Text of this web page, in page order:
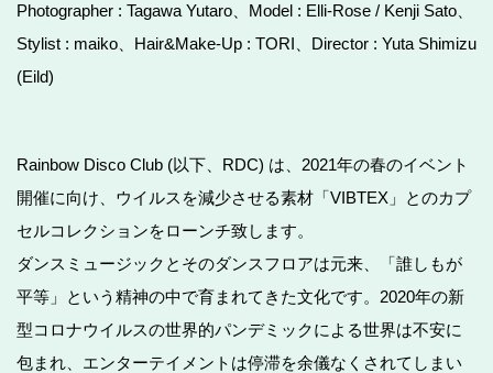
Photographer : Tagawa Yutaro、Model : Elli-Rose / Kenji Sato、
Stylist : maiko、Hair&Make-Up : TORI、Director : Yuta Shimizu
(Eild)
Rainbow Disco Club (以下、RDC) は、2021年の春のイベント
開催に向け、ウイルスを減少させる素材「VIBTEX」とのカプ
セルコレクションをローンチ致します。
ダンスミュージックとそのダンスフロアは元来、「誰しもが
平等」という精神の中で育まれてきた文化です。2020年の新
型コロナウイルスの世界的パンデミックによる世界は不安に
包まれ、エンターテイメントは停滞を余儀なくされてしまい